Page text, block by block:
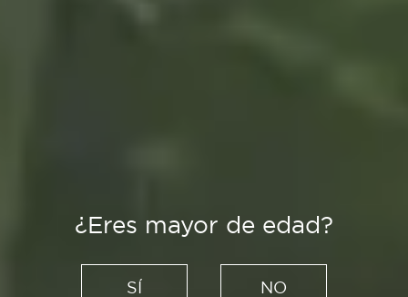
¿Eres mayor de edad?
SÍ NO
Es Tendencia
¿Sientes la ola creciente de